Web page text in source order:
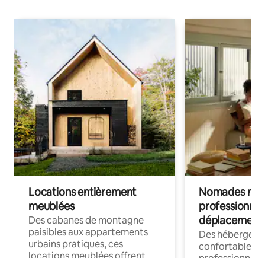
Locations entièrement
meublées
Des cabanes de montagne
paisibles aux appartements
urbains pratiques, ces
Nomades
déplacement
Des
confortables